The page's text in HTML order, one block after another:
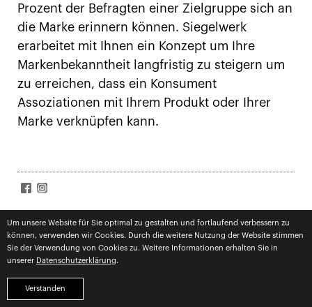
Verstanden
Um unsere Website für Sie optimal zu gestalten und fortlaufend verbessern zu
können, verwenden wir Cookies. Durch die weitere Nutzung der Website stimmen
Sie der Verwendung von Cookies zu. Weitere Informationen erhalten Sie in
unserer Datenschutzerklärung.
Prozent der Befragten einer Zielgruppe sich an
die Marke erinnern können. Siegelwerk
erarbeitet mit Ihnen ein Konzept um Ihre
Markenbekanntheit langfristig zu steigern um
zu erreichen, dass ein Konsument
Assoziationen mit Ihrem Produkt oder Ihrer
Marke verknüpfen kann.
SIGN UP FOR NEWS
Datenschutzzugestimmt Subscribe